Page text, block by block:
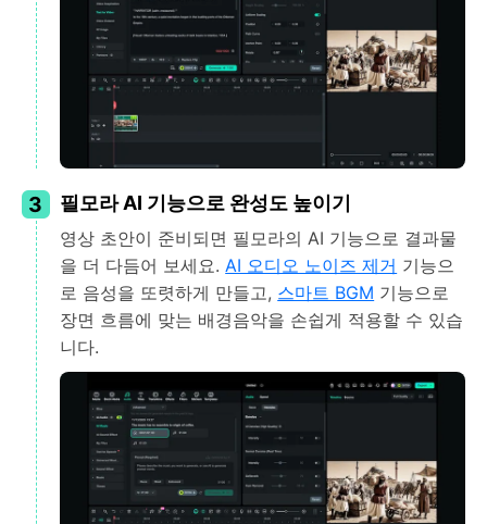
3 필모라 AI 기능으로 완성도 높이기
영상 초안이 준비되면 필모라의 AI 기능으로 결과물
을 더 다듬어 보세요.AI 오디오 노이즈 제거 기능으
로 음성을 또렷하게 만들고, 스마트 BGM 기능으로
장면 흐름에 맞는 배경음악을 손쉽게 적용할 수 있습
니다.